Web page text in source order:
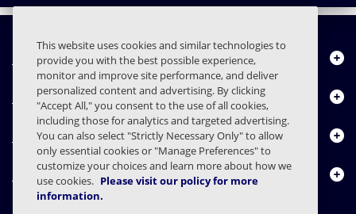
Chi siamo
Prodotti
Centro risorse
Contattaci
This website uses cookies and similar technologies to
provide you with the best possible experience,
monitor and improve site performance, and deliver
personalized content and advertising. By clicking
"Accept All," you consent to the use of all cookies,
including those for analytics and targeted advertising.
You can also select "Strictly Necessary Only" to allow
only essential cookies or "Manage Preferences" to
customize your choices and learn more about how we
use cookies. Please visit our policy for more
information.